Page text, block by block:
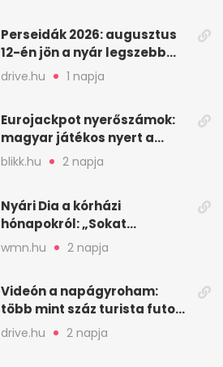
Perseidák 2026: augusztus
12-én jön a nyár legszebb
csillaghullása
drive.hu 1 napja
Eurojackpot nyerőszámok:
magyar játékos nyert a
2026. augusztus 4-i húzáson
blikk.hu 2 napja
Nyári Dia a kórházi
hónapokról: „Sokat
veszekedtem Istennel”
wmn.hu 2 napja
Videón a napágyroham:
több mint száz turista futott
a helyekért Tenerifén
drive.hu 2 napja